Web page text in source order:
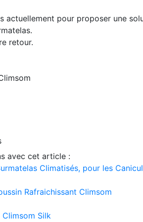
actuellement pour proposer une
retour.
avec cet article :
Climatisés, pour les
Rafraichissant Climsom
Climsom Silk